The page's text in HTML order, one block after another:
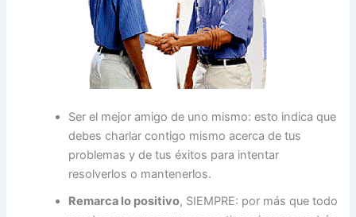
Ser el mejor amigo de uno mismo: esto indica que
debes charlar contigo mismo acerca de tus
problemas y de tus éxitos para intentar
resolverlos o mantenerlos.
Remarca lo positivo, SIEMPRE: por más que todo